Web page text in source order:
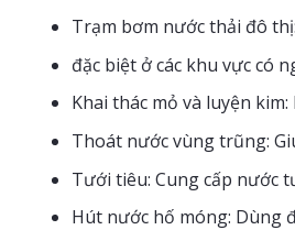
Trạm bơm nước thải đô
đặc biệt ở các khu vực có
Khai thác mỏ và luyện
Thoát nước vùng trũng:
Tưới tiêu: Cung cấp nước
Hút nước hố móng: Dùng